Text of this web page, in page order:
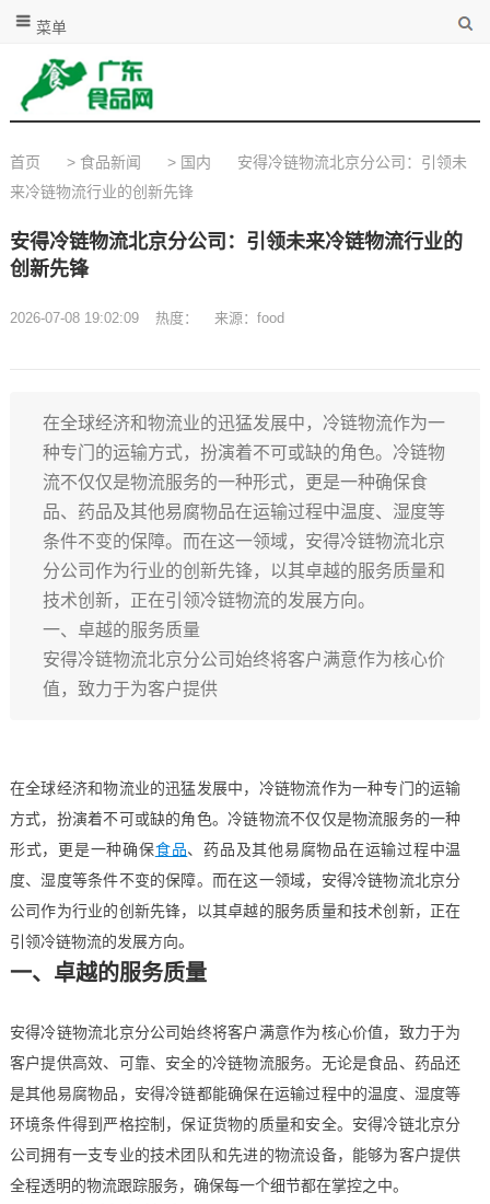
菜单
首页 > 食品新闻 > 国内
安得冷链物流北京分公司：引领未
来冷链物流行业的创新先锋
安得冷链物流北京分公司：引领未来冷链物流行业的
创新先锋
2026-07-08 19:02:09 热度： 来源：food
在全球经济和物流业的迅猛发展中，冷链物流作为一
种专门的运输方式，扮演着不可或缺的角色。冷链物
流不仅仅是物流服务的一种形式，更是一种确保食
品、药品及其他易腐物品在运输过程中温度、湿度等
条件不变的保障。而在这一领域，安得冷链物流北京
分公司作为行业的创新先锋，以其卓越的服务质量和
技术创新，正在引领冷链物流的发展方向。
一、卓越的服务质量
安得冷链物流北京分公司始终将客户满意作为核心价
值，致力于为客户提供
在全球经济和物流业的迅猛发展中，冷链物流作为一种专门的运输
方式，扮演着不可或缺的角色。冷链物流不仅仅是物流服务的一种
形式，更是一种确保食品、药品及其他易腐物品在运输过程中温
度、湿度等条件不变的保障。而在这一领域，安得冷链物流北京分
公司作为行业的创新先锋，以其卓越的服务质量和技术创新，正在
引领冷链物流的发展方向。
一、卓越的服务质量
安得冷链物流北京分公司始终将客户满意作为核心价值，致力于为
客户提供高效、可靠、安全的冷链物流服务。无论是食品、药品还
是其他易腐物品，安得冷链都能确保在运输过程中的温度、湿度等
环境条件得到严格控制，保证货物的质量和安全。安得冷链北京分
公司拥有一支专业的技术团队和先进的物流设备，能够为客户提供
全程透明的物流跟踪服务，确保每一个细节都在掌控之中。